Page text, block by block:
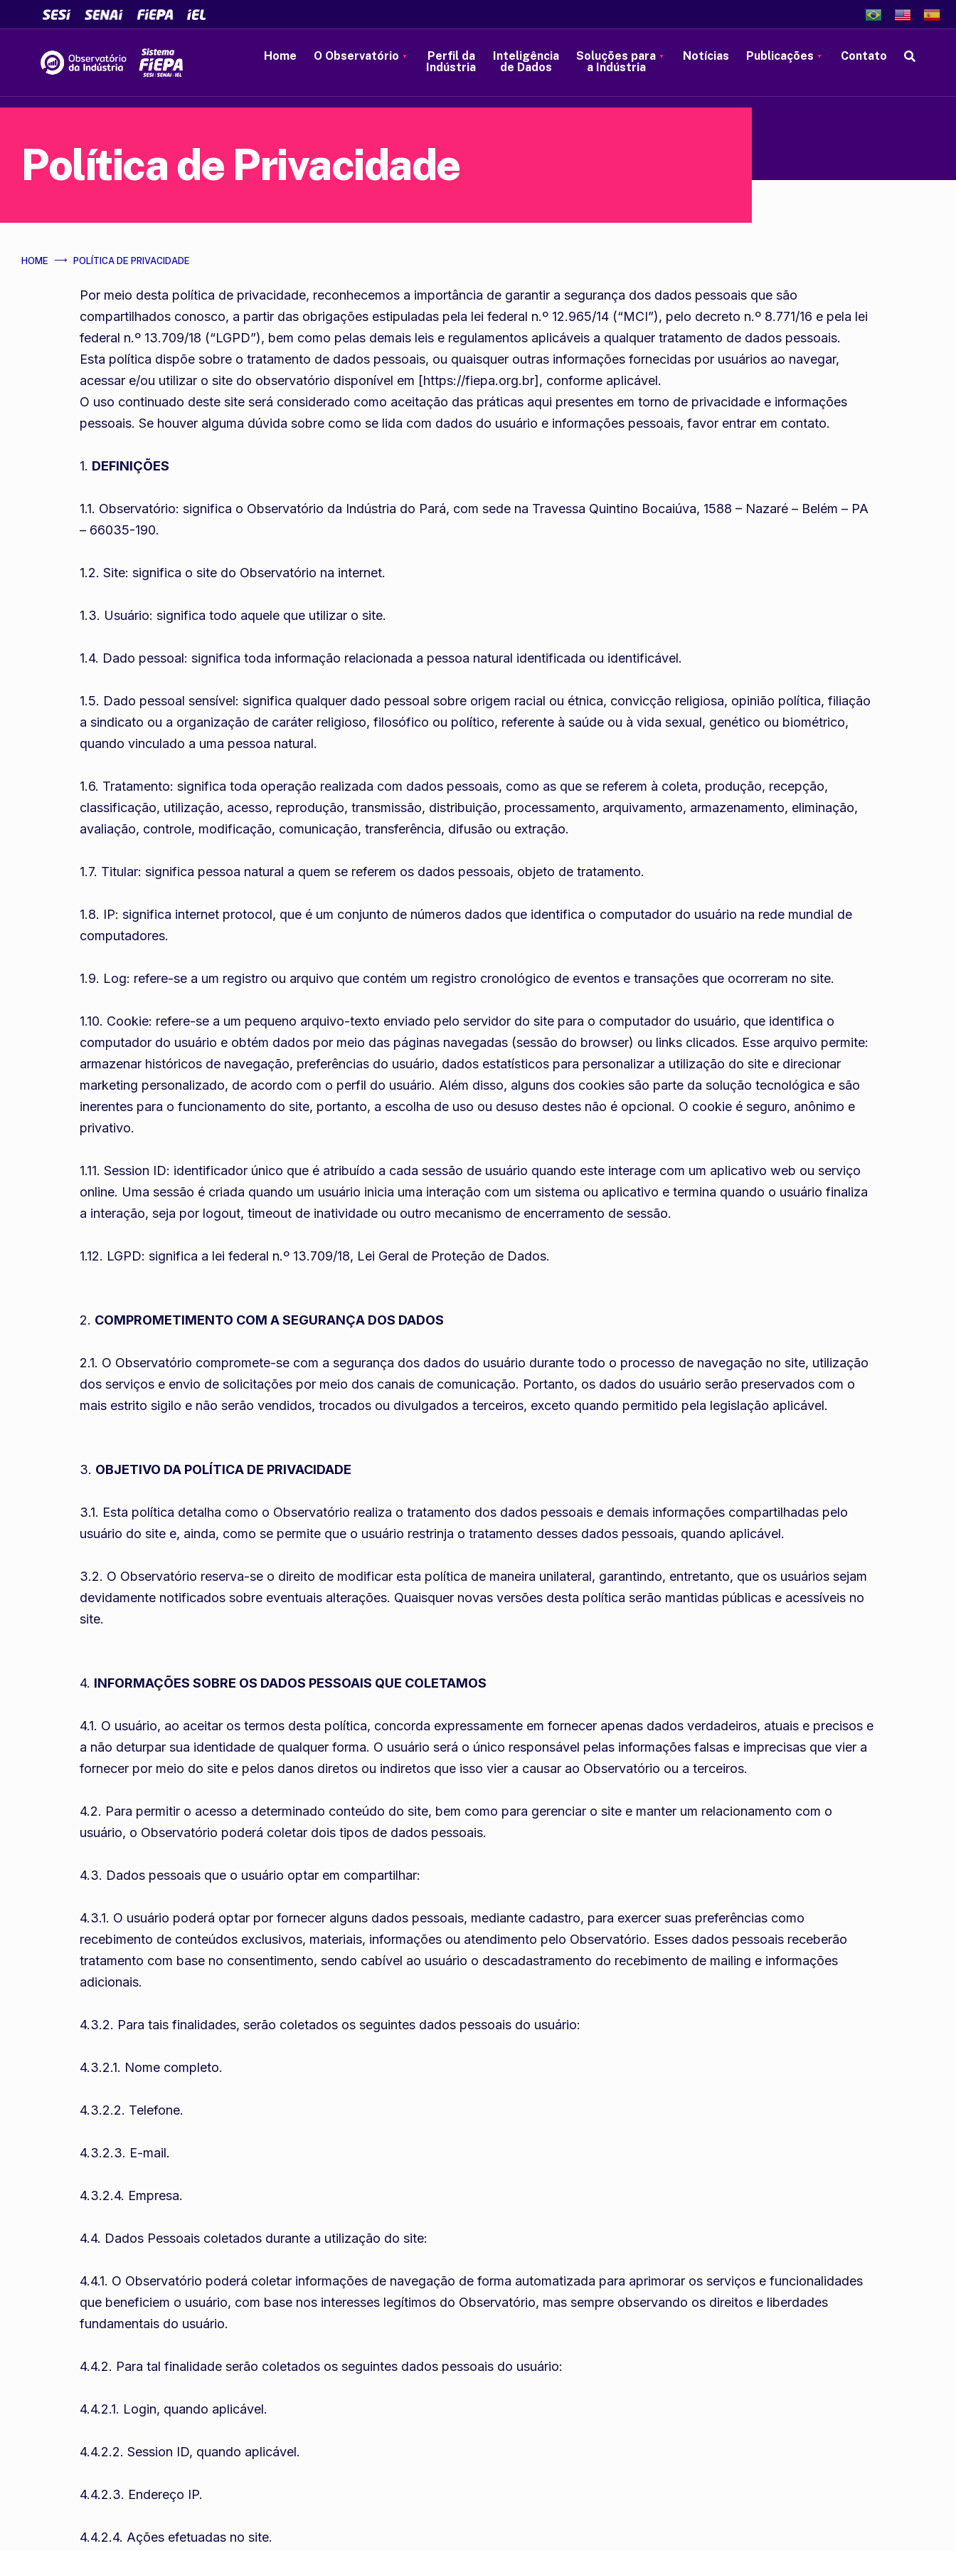
Home O Observatório
Perfil da
Indústria
Inteligência
de Dados
Soluções para
a Indústria
Notícias Publicações Contato
Política de Privacidade
HOME POLÍTICA DE PRIVACIDADE
Por meio desta política de privacidade, reconhecemos a importância de garantir a segurança dos dados pessoais que são
compartilhados conosco, a partir das obrigações estipuladas pela lei federal n.º 12.965/14 (“MCI”), pelo decreto n.º 8.771/16 e pela lei
federal n.º 13.709/18 (“LGPD”), bem como pelas demais leis e regulamentos aplicáveis a qualquer tratamento de dados pessoais.
Esta política dispõe sobre o tratamento de dados pessoais, ou quaisquer outras informações fornecidas por usuários ao navegar,
acessar e/ou utilizar o site do observatório disponível em [https://fiepa.org.br], conforme aplicável.
O uso continuado deste site será considerado como aceitação das práticas aqui presentes em torno de privacidade e informações
pessoais. Se houver alguma dúvida sobre como se lida com dados do usuário e informações pessoais, favor entrar em contato.
1. DEFINIÇÕES
1.1. Observatório: significa o Observatório da Indústria do Pará, com sede na Travessa Quintino Bocaiúva, 1588 – Nazaré – Belém – PA
– 66035-190.
1.2. Site: significa o site do Observatório na internet.
1.3. Usuário: significa todo aquele que utilizar o site.
1.4. Dado pessoal: significa toda informação relacionada a pessoa natural identificada ou identificável.
1.5. Dado pessoal sensível: significa qualquer dado pessoal sobre origem racial ou étnica, convicção religiosa, opinião política, filiação
a sindicato ou a organização de caráter religioso, filosófico ou político, referente à saúde ou à vida sexual, genético ou biométrico,
quando vinculado a uma pessoa natural.
1.6. Tratamento: significa toda operação realizada com dados pessoais, como as que se referem à coleta, produção, recepção,
classificação, utilização, acesso, reprodução, transmissão, distribuição, processamento, arquivamento, armazenamento, eliminação,
avaliação, controle, modificação, comunicação, transferência, difusão ou extração.
1.7. Titular: significa pessoa natural a quem se referem os dados pessoais, objeto de tratamento.
1.8. IP: significa internet protocol, que é um conjunto de números dados que identifica o computador do usuário na rede mundial de
computadores.
1.9. Log: refere-se a um registro ou arquivo que contém um registro cronológico de eventos e transações que ocorreram no site.
1.10. Cookie: refere-se a um pequeno arquivo-texto enviado pelo servidor do site para o computador do usuário, que identifica o
computador do usuário e obtém dados por meio das páginas navegadas (sessão do browser) ou links clicados. Esse arquivo permite:
armazenar históricos de navegação, preferências do usuário, dados estatísticos para personalizar a utilização do site e direcionar
marketing personalizado, de acordo com o perfil do usuário. Além disso, alguns dos cookies são parte da solução tecnológica e são
inerentes para o funcionamento do site, portanto, a escolha de uso ou desuso destes não é opcional. O cookie é seguro, anônimo e
privativo.
1.11. Session ID: identificador único que é atribuído a cada sessão de usuário quando este interage com um aplicativo web ou serviço
online. Uma sessão é criada quando um usuário inicia uma interação com um sistema ou aplicativo e termina quando o usuário finaliza
a interação, seja por logout, timeout de inatividade ou outro mecanismo de encerramento de sessão.
1.12. LGPD: significa a lei federal n.º 13.709/18, Lei Geral de Proteção de Dados.
2. COMPROMETIMENTO COM A SEGURANÇA DOS DADOS
2.1. O Observatório compromete-se com a segurança dos dados do usuário durante todo o processo de navegação no site, utilização
dos serviços e envio de solicitações por meio dos canais de comunicação. Portanto, os dados do usuário serão preservados com o
mais estrito sigilo e não serão vendidos, trocados ou divulgados a terceiros, exceto quando permitido pela legislação aplicável.
3. OBJETIVO DA POLÍTICA DE PRIVACIDADE
3.1. Esta política detalha como o Observatório realiza o tratamento dos dados pessoais e demais informações compartilhadas pelo
usuário do site e, ainda, como se permite que o usuário restrinja o tratamento desses dados pessoais, quando aplicável.
3.2. O Observatório reserva-se o direito de modificar esta política de maneira unilateral, garantindo, entretanto, que os usuários sejam
devidamente notificados sobre eventuais alterações. Quaisquer novas versões desta política serão mantidas públicas e acessíveis no
site.
4. INFORMAÇÕES SOBRE OS DADOS PESSOAIS QUE COLETAMOS
4.1. O usuário, ao aceitar os termos desta política, concorda expressamente em fornecer apenas dados verdadeiros, atuais e precisos e
a não deturpar sua identidade de qualquer forma. O usuário será o único responsável pelas informações falsas e imprecisas que vier a
fornecer por meio do site e pelos danos diretos ou indiretos que isso vier a causar ao Observatório ou a terceiros.
4.2. Para permitir o acesso a determinado conteúdo do site, bem como para gerenciar o site e manter um relacionamento com o
usuário, o Observatório poderá coletar dois tipos de dados pessoais.
4.3. Dados pessoais que o usuário optar em compartilhar:
4.3.1. O usuário poderá optar por fornecer alguns dados pessoais, mediante cadastro, para exercer suas preferências como
recebimento de conteúdos exclusivos, materiais, informações ou atendimento pelo Observatório. Esses dados pessoais receberão
tratamento com base no consentimento, sendo cabível ao usuário o descadastramento do recebimento de mailing e informações
adicionais.
4.3.2. Para tais finalidades, serão coletados os seguintes dados pessoais do usuário:
4.3.2.1. Nome completo.
4.3.2.2. Telefone.
4.3.2.3. E-mail.
4.3.2.4. Empresa.
4.4. Dados Pessoais coletados durante a utilização do site:
4.4.1. O Observatório poderá coletar informações de navegação de forma automatizada para aprimorar os serviços e funcionalidades
que beneficiem o usuário, com base nos interesses legítimos do Observatório, mas sempre observando os direitos e liberdades
fundamentais do usuário.
4.4.2. Para tal finalidade serão coletados os seguintes dados pessoais do usuário:
4.4.2.1. Login, quando aplicável.
4.4.2.2. Session ID, quando aplicável.
4.4.2.3. Endereço IP.
4.4.2.4. Ações efetuadas no site.